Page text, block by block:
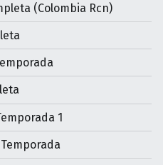
(Colombia Rcn)
1